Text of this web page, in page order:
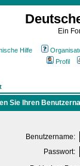
Ein
Hilfe
Profil
Sie Ihren
Benutzername:
Passwort: